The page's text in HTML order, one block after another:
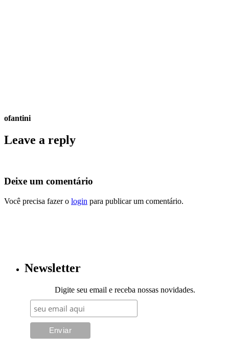
ofantini
Leave a reply
Deixe um comentário
Você precisa fazer o login para publicar um comentário.
Newsletter
Digite seu email e receba nossas novidades.